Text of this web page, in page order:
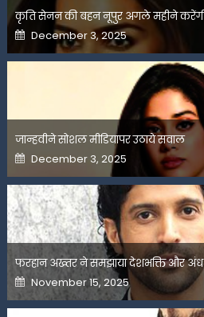
कृति सेनन की बहन नूपुर अगले महीने
Posted
on
December 3, 2025
जान्हवीने सोशल मीडियापर उठाये सवाल
Posted
on
December 3, 2025
फरहान अख्तर ने समझाया देशभक्ति और
Posted
on
November 15, 2025